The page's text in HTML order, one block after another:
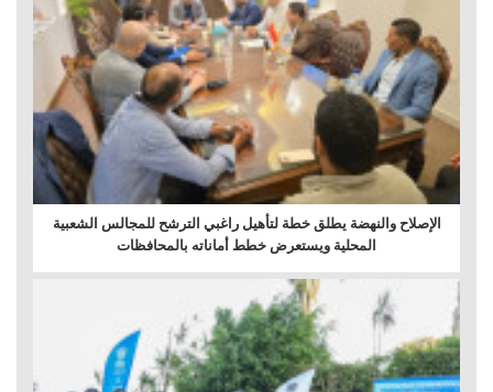
الإصلاح والنهضة يطلق خطة لتأهيل راغبي الترشح للمجالس الشعبية
المحلية ويستعرض خطط أماناته بالمحافظات